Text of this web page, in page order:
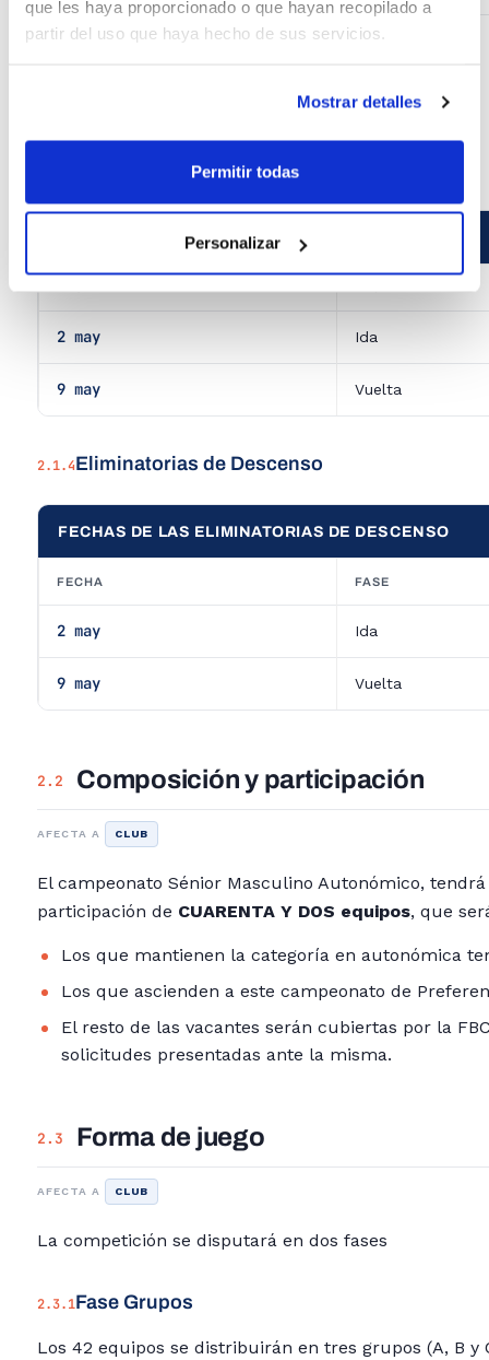
que les haya proporcionado o que hayan recopilado a
partir del uso que haya hecho de sus servicios.
Mostrar detalles
Permitir todas
Personalizar
Eliminatorias de Ascenso
FECHAS DE LAS ELIMINATORIAS DE ASCENSO
2 may Ida
9 may Vuelta
2.1.4Eliminatorias de Descenso
FECHAS DE LAS ELIMINATORIAS DE DESCENSO
FECHA FASE
2 may Ida
9 may Vuelta
2.2 Composición y participación
AFECTA A CLUB
El campeonato Sénior Masculino Autonómico,
participación de CUARENTA Y DOS equipos, que
Los que mantienen la categoría en autonómica
Los que ascienden a este campeonato de
El resto de las vacantes serán cubiertas por la
solicitudes presentadas ante la misma.
2.3 Forma de juego
AFECTA A CLUB
La competición se disputará en dos fases
2.3.1Fase Grupos
Los 42 equipos se distribuirán en tres grupos (A, B y